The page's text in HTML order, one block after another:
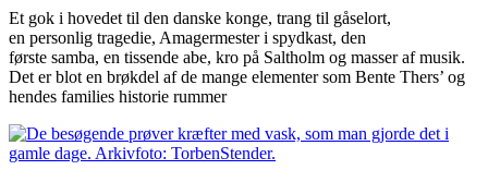
Et gok i hovedet til den danske konge, trang til gåselort,
en personlig tragedie, Amagermester i spydkast, den
første samba, en tissende abe, kro på Saltholm og masser af musik.
Det er blot en brøkdel af de mange elementer som Bente Thers’ og
hendes families historie rummer